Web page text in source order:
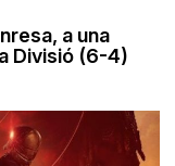
a una
Divisió (6-4)